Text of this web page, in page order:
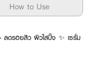
How to Use
ลดรอยสิว ผิวใสปิ๊ง ✨ เซรั่ม